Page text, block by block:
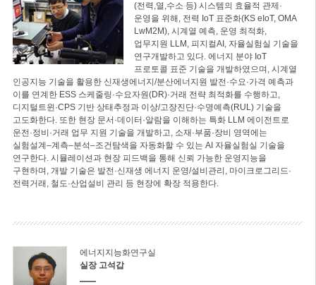
(전력,열,수소 등) 시스템의 효율적 관제·
운영을 위해, 전력 IoT 표준화(KS eIoT, OMA
LwM2M), 시계열 예측, 운영 최적화,
업무지원 LLM, 피지컬AI, 자율실험실 기술을
연구개발하고 있다. 에너지 분야 IoT
프로토콜 표준 기술을 개발하였으며, 시계열
인공지능 기술을 활용한 신재생에너지/분산에너지원 발전·수요·가격 예측과
이를 연계한 ESS 스케줄링·수요자원(DR)·거래 전략 최적화를 수행하고,
디지털트윈·CPS 기반 상태추정과 이상/고장진단·수명예측(RUL) 기술을
고도화한다. 또한 현장 문서·데이터·알람을 이해하는 특화 LLM 에이전트로
운전·정비·거래 업무 지원 기술을 개발하고, 소재·부품·장비 영역에는
실험설계–계측–분석–조건탐색을 자동화할 수 있는 AI 자율실험실 기술을
연구한다. 시뮬레이션과 현장 피드백을 통해 신뢰 가능한 운영지능을
구현하며, 개발 기술은 발전·신재생 에너지 운영/설비관리, 마이크로그리드·
전력거래, 철도·산업설비 관리 등 현장에 확장 적용한다.
에너지지능화연구실
실장 고석갑